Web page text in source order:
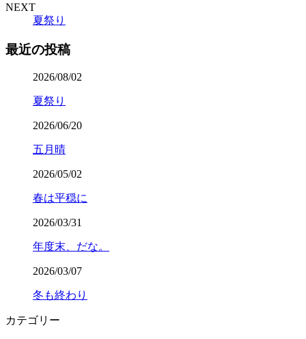
NEXT
夏祭り
最近の投稿
2026/08/02
夏祭り
2026/06/20
五月晴
2026/05/02
春は平穏に
2026/03/31
年度末、だな。
2026/03/07
冬も終わり
カテゴリー